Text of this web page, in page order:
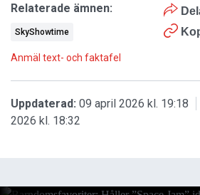
Relaterade ämnen:
SkyShowtime
Anmäl text- och faktafel
Uppdaterad: 09 april 2026 kl. 19:18
2026 kl. 18:32